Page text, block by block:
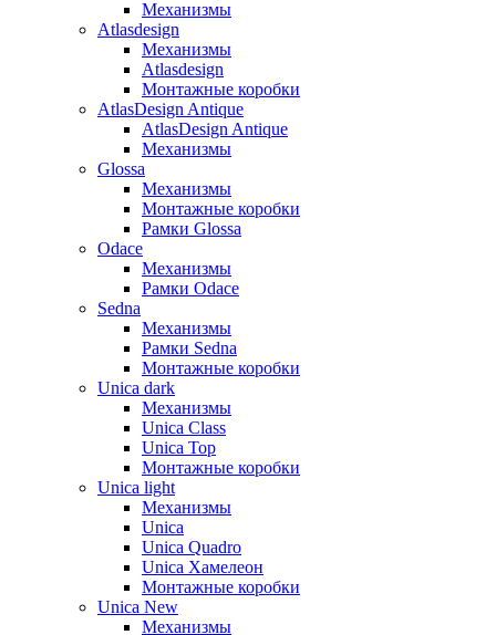
Механизмы
Atlasdesign
Механизмы
Atlasdesign
Монтажные коробки
AtlasDesign Antique
AtlasDesign Antique
Механизмы
Glossa
Механизмы
Монтажные коробки
Рамки Glossa
Odace
Механизмы
Рамки Odace
Sedna
Механизмы
Рамки Sedna
Монтажные коробки
Unica dark
Механизмы
Unica Class
Unica Top
Монтажные коробки
Unica light
Механизмы
Unica
Unica Quadro
Unica Хамелеон
Монтажные коробки
Unica New
Механизмы